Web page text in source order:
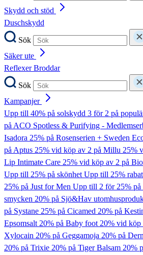
Skydd och stöd
Duschskydd
Sök
Säker ute
ReflexerBroddar
Sök
Kampanjer
Upp till 40% på solskydd 3 för 2 på
på ACO Spotless & Purifying -
Isadora 25% på Rosenserien + Sweden
på Aptus 25% vid köp av 2 på Millu 25%
Lip Intimate Care 25% vid köp av 2 på
Upp till 25% på skönhetUpp till 25%
25% på Just for Men Upp till 2 för 25% på
smycken 20% på Sjö&Hav
på Systane 25% på Cicamed 20% på
Epsomsalt20% på Baby foot20% vid köp
Xylocain 20% på Geggamoja 20% på
20% på Trixie 20% på Tiger Balsam 20%